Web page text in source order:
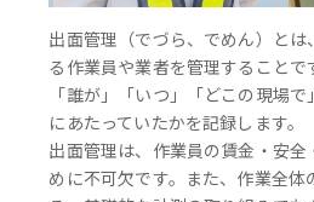
出面管理（でづら、でめん）と
る作業員や業者を管理することで
「誰が」「いつ」「どこの現場
にあたっていたかを記録します。
出面管理は、作業員の賃金・安
めに不可欠です。また、作業全体